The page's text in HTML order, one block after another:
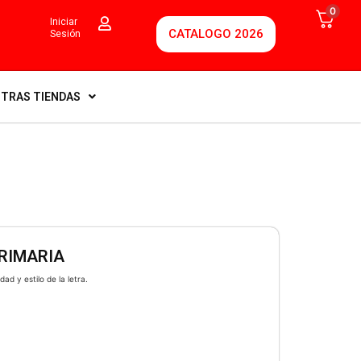
Iniciar
Sesión
CATALOGO 2026
0
TIENDAS
y estilo de la letra.